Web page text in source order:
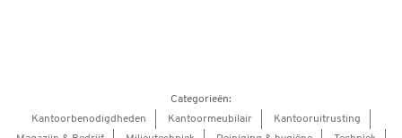
Categorieën:
Kantoorbenodigdheden
Kantoormeubilair
Kantooruitrusting